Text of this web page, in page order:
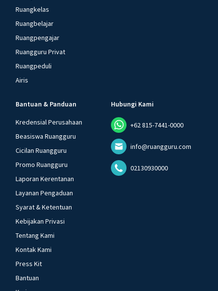
Ruangkelas
Ruangbelajar
Ruangpengajar
Ruangguru Privat
Ruangpeduli
Airis
Bantuan & Panduan
Kredensial Perusahaan
Beasiswa Ruangguru
Cicilan Ruangguru
Promo Ruangguru
Laporan Kerentanan
Layanan Pengaduan
Syarat & Ketentuan
Kebijakan Privasi
Tentang Kami
Kontak Kami
Press Kit
Bantuan
Hubungi Kami
+62 815-7441-0000
info@ruangguru.com
02130930000